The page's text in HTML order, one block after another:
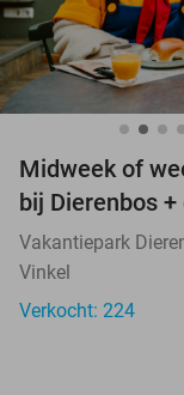
Midweek of
bij Dierenbos
Vakantiepark
Vinkel
Verkocht: 224